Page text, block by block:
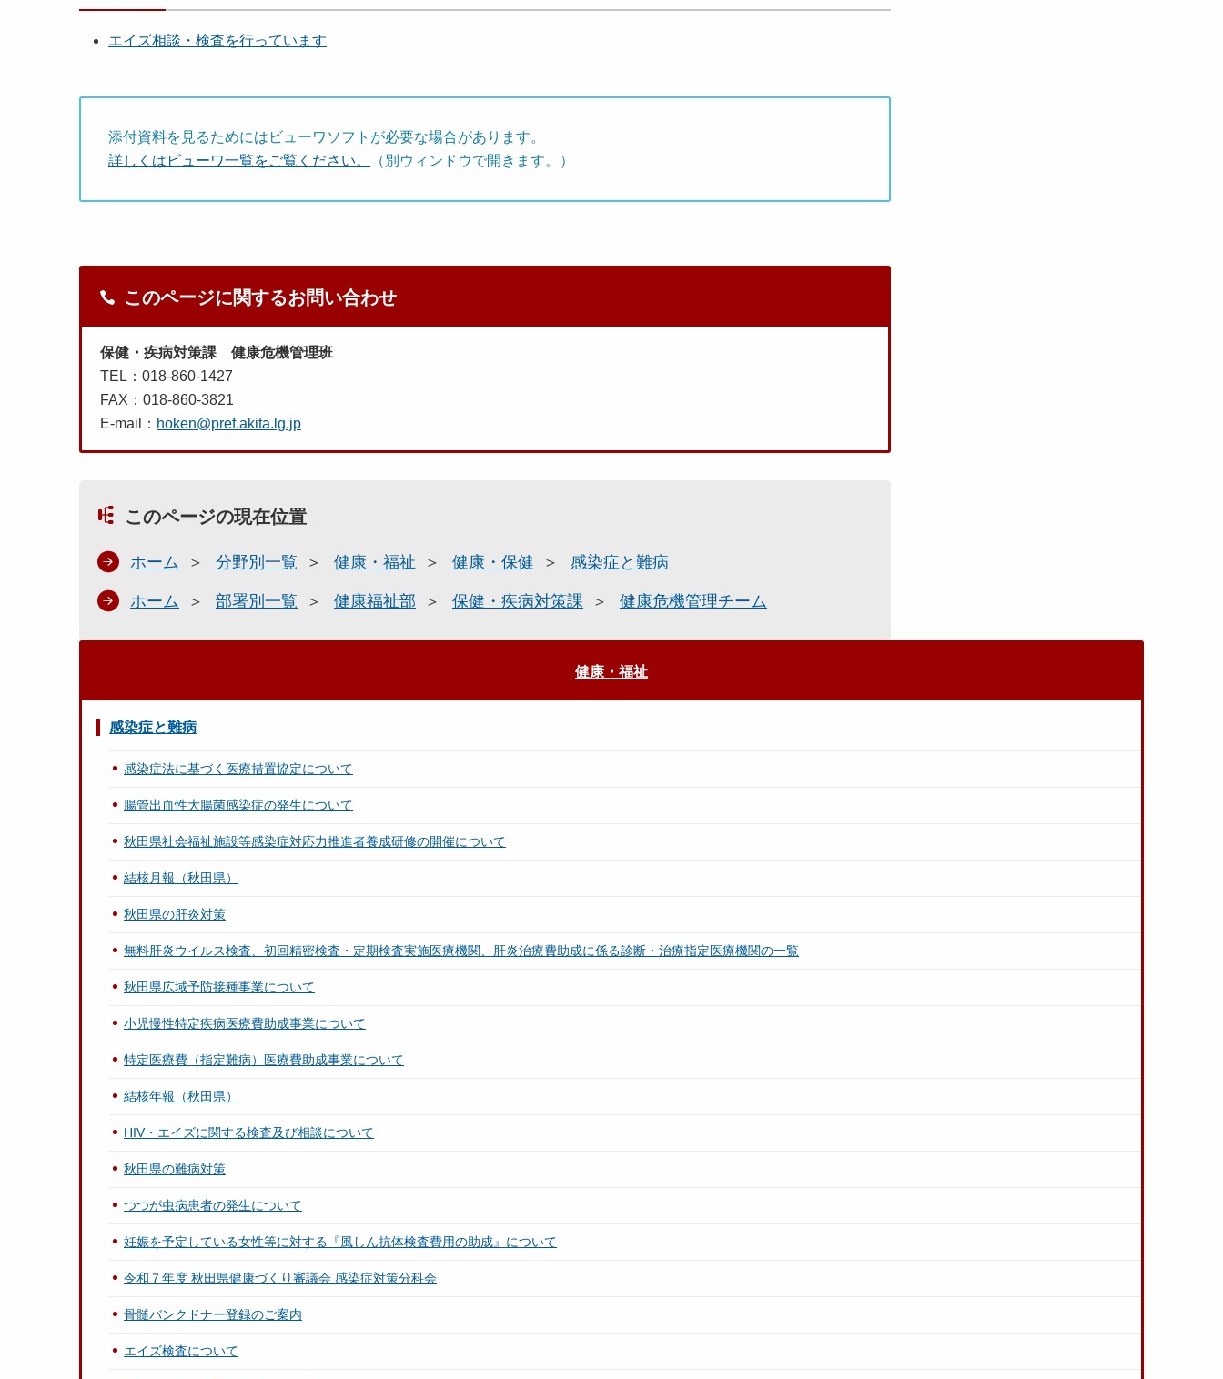
エイズ相談・検査を行っています
添付資料を見るためにはビューワソフトが必要な場合があります。
詳しくはビューワ一覧をご覧ください。
（別ウィンドウで開きます。）
このページに関するお問い合わせ
保健・疾病対策課 健康危機管理班
TEL：018-860-1427
FAX：018-860-3821
E-mail： hoken@pref.akita.lg.jp
このページの現在位置
ホーム 分野別一覧 健康・福祉 健康・保健 感染症と難病
ホーム 部署別一覧 健康福祉部 保健・疾病対策課 健康危機管理チーム
健康・福祉
感染症と難病
感染症法に基づく医療措置協定について
腸管出血性大腸菌感染症の発生について
秋田県社会福祉施設等感染症対応力推進者養成研修の開催について
結核月報（秋田県）
秋田県の肝炎対策
無料肝炎ウイルス検査、初回精密検査・定期検査実施医療機関、肝炎治療費助成に係る診断・治療指定医療機関の一覧
秋田県広域予防接種事業について
小児慢性特定疾病医療費助成事業について
特定医療費（指定難病）医療費助成事業について
結核年報（秋田県）
HIV・エイズに関する検査及び相談について
秋田県の難病対策
つつが虫病患者の発生について
妊娠を予定している女性等に対する『風しん抗体検査費用の助成』について
令和７年度 秋田県健康づくり審議会 感染症対策分科会
骨髄バンクドナー登録のご案内
エイズ検査について